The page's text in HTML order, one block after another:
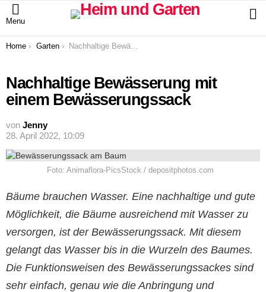
Menu
You are here:
Home Garten Nachhaltige Bewässerung mit einem Bewässerungssack
Nachhaltige Bewässerung mit
einem Bewässerungssack
von Jenny
28. April 2022, 10:09
Foto: Animaflora-PicsStock / depositphotos.com
Bäume brauchen Wasser. Eine nachhaltige und gute
Möglichkeit, die Bäume ausreichend mit Wasser zu
versorgen, ist der Bewässerungssack. Mit diesem
gelangt das Wasser bis in die Wurzeln des Baumes.
Die Funktionsweisen des Bewässerungssackes sind
sehr einfach, genau wie die Anbringung und